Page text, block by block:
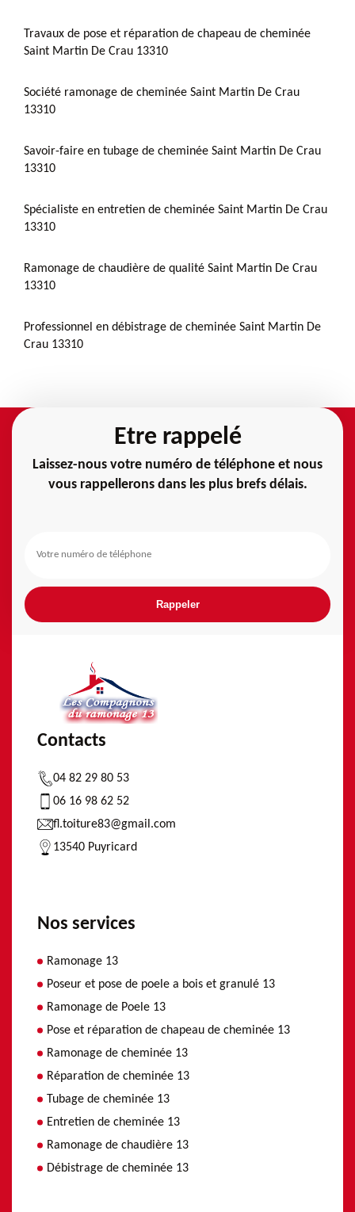
Travaux de pose et réparation de chapeau de cheminée
Saint Martin De Crau 13310
Société ramonage de cheminée Saint Martin De Crau
13310
Savoir-faire en tubage de cheminée Saint Martin De Crau
13310
Spécialiste en entretien de cheminée Saint Martin De Crau
13310
Ramonage de chaudière de qualité Saint Martin De Crau
13310
Professionnel en débistrage de cheminée Saint Martin De
Crau 13310
Etre rappelé
Laissez-nous votre numéro de téléphone et nous
vous rappellerons dans les plus brefs délais.
Contacts
04 82 29 80 53
06 16 98 62 52
fl.toiture83@gmail.com
13540 Puyricard
Nos services
Ramonage 13
Poseur et pose de poele a bois et granulé 13
Ramonage de Poele 13
Pose et réparation de chapeau de cheminée 13
Ramonage de cheminée 13
Réparation de cheminée 13
Tubage de cheminée 13
Entretien de cheminée 13
Ramonage de chaudière 13
Débistrage de cheminée 13